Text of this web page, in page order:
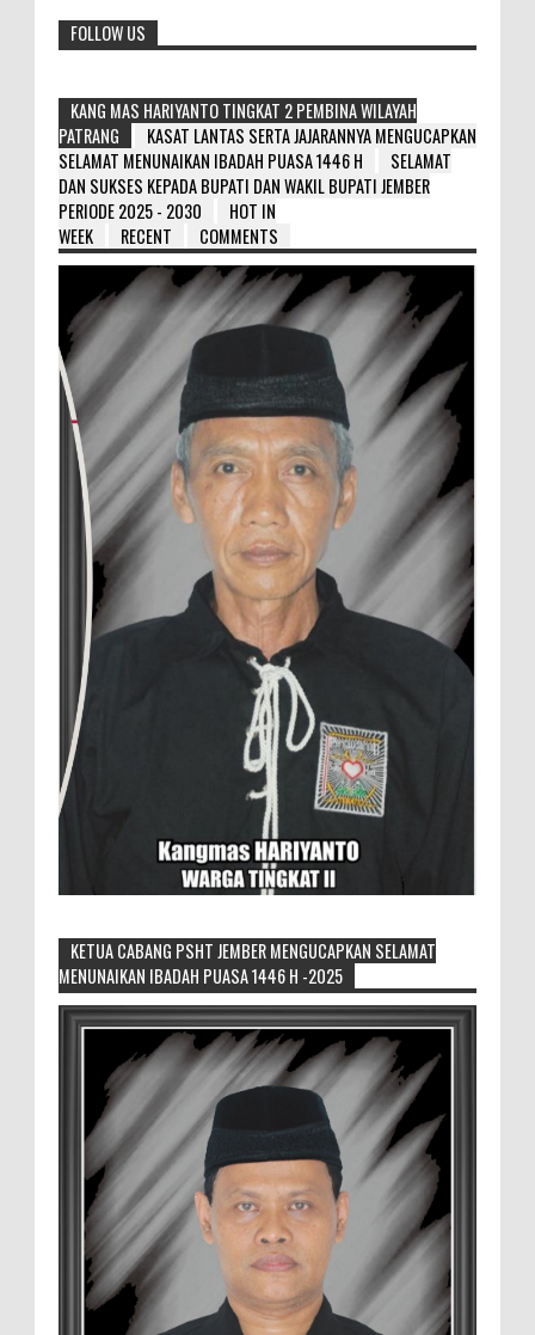
FOLLOW US
KANG MAS HARIYANTO TINGKAT 2 PEMBINA WILAYAH
PATRANG
KASAT LANTAS SERTA JAJARANNYA MENGUCAPKAN
SELAMAT MENUNAIKAN IBADAH PUASA 1446 H
SELAMAT
DAN SUKSES KEPADA BUPATI DAN WAKIL BUPATI JEMBER
PERIODE 2025 - 2030
HOT IN
WEEK
RECENT COMMENTS
Generasi Kedua Pertahankan Grup
Keroncong Agar Tetap Eksis
Grup Keroncong Setia Kawan dari Jember,
ikut memeriahkan panggung JFC
Exhibition di Alun-Alun Jember beberapa waktu lalu.
MEMOPOS.co.id, Jem...
Duta GenRe Blora 2026 Siap Untuk
Menjadi Agen Perubahan
BLORA — Rizky Akbar Putra Basyari dari
PIK-R Gemilang SMA Negeri 1 Blora dan
Salsabila Hidayatul Kamilah dari PIK-R Tunas Cahaya
Kecamatan B...
KETUA CABANG PSHT JEMBER MENGUCAPKAN SELAMAT
MENUNAIKAN IBADAH PUASA 1446 H -2025